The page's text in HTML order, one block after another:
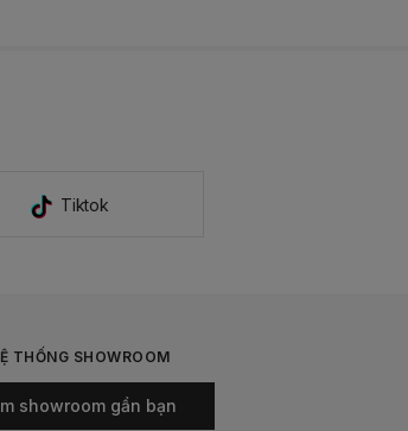
Tiktok
THỐNG SHOWROOM
showroom gần bạn